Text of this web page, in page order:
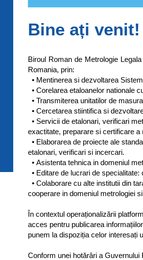
Bine ați venit!
Biroul Roman de Metrologie
Romania, prin:
• Mentinerea si dezvoltarea
• Corelarea etaloanelor nationale
• Transmiterea unitatilor de
• Cercetarea stiintifica si
• Servicii de etalonari, verificari
exactitate, preparare si certificare
• Elaborarea de proiecte ale
etalonari, verificari si incercari.
• Asistenta tehnica in domeniul
• Editare de lucrari de
• Colaborare cu alte institutii din
cooperare in domeniul metrologiei
În contextul operaționalizării
acces pentru publicarea
punem la dispoziția celor interesați
Conform unei hotărâri a